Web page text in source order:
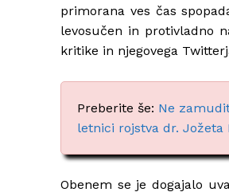
primorana ves čas
levosučen in protivladno
kritike in njegovega
Preberite še: Ne
letnici rojstva dr. Jožeta
Obenem se je dogajalo